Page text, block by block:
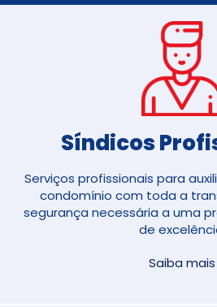
Síndicos
Serviços profissionais para
condomínio com toda a
segurança necessária a uma
de
Saiba mais